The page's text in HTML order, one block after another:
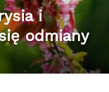
i
odmiany